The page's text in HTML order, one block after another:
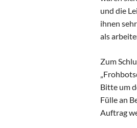
und die
ihnen
als
Zum
Bitte um
Fülle an
Auftrag